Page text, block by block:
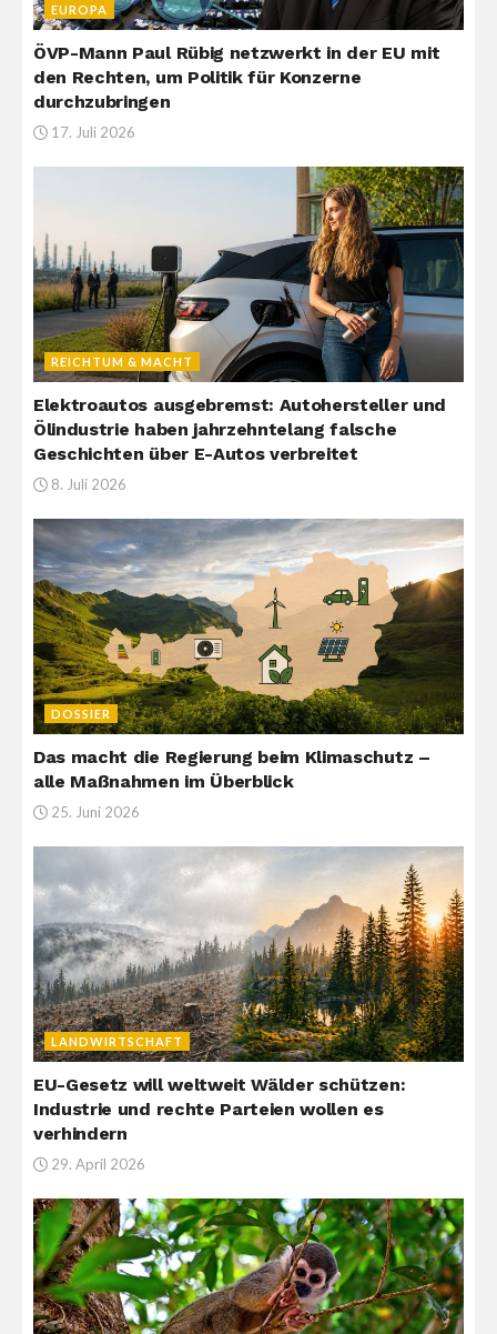
EUROPA
ÖVP-Mann Paul Rübig netzwerkt in der EU mit
den Rechten, um Politik für Konzerne
durchzubringen
17. Juli 2026
REICHTUM & MACHT
Elektroautos ausgebremst: Autohersteller und
Ölindustrie haben jahrzehntelang falsche
Geschichten über E-Autos verbreitet
8. Juli 2026
DOSSIER
Das macht die Regierung beim Klimaschutz –
alle Maßnahmen im Überblick
25. Juni 2026
LANDWIRTSCHAFT
EU-Gesetz will weltweit Wälder schützen:
Industrie und rechte Parteien wollen es
verhindern
29. April 2026